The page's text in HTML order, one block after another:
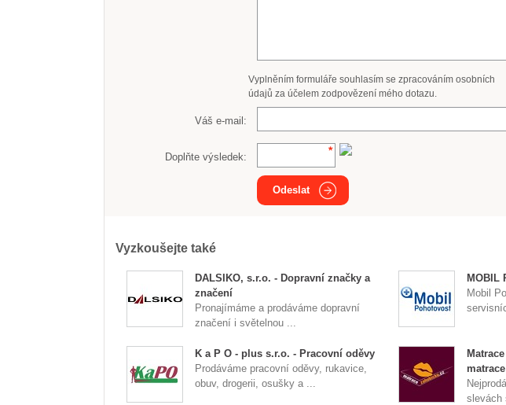
Vyplněním formuláře souhlasím se zpracováním osobních
údajů za účelem zodpovězení mého dotazu.
Váš e-mail:
Doplňte výsledek:
Odeslat
Vyzkoušejte také
DALSIKO, s.r.o. - Dopravní značky a
značení
Pronajímáme a prodáváme dopravní
značení i světelnou ...
MOBIL
Mobil
K a P O - plus s.r.o. - Pracovní oděvy
Prodáváme pracovní oděvy, rukavice,
obuv, drogerii, osušky a ...
slevách